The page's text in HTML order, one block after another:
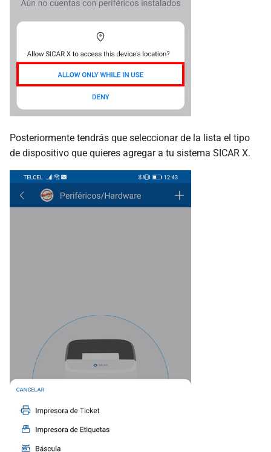
Posteriormente tendrás que seleccionar de la lista el tipo
de dispositivo que quieres agregar a tu sistema SICAR X.